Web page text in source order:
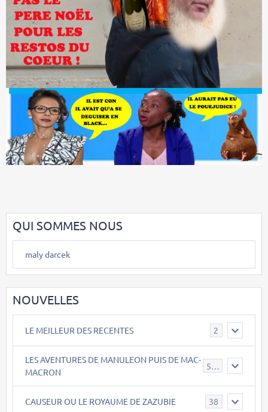
QUI SOMMES NOUS
maly darcek
NOUVELLES
LE MEILLEUR DES RECENTES 2
LES AVENTURES DE MANULEON PUIS DE MAC-
MACRON
543
CAUSEUR OU LE ROYAUME DE ZAZUBIE 38